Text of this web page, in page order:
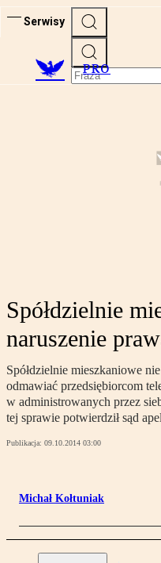
Serwisy
PRO
Spółdzielnie
naruszenie
Spółdzielnie mieszkaniowe
odmawiać przedsiębiorcom
w administrowanych przez
tej sprawie potwierdził sąd
Publikacja: 09.10.2014 03:00
Michał Kołtuniak